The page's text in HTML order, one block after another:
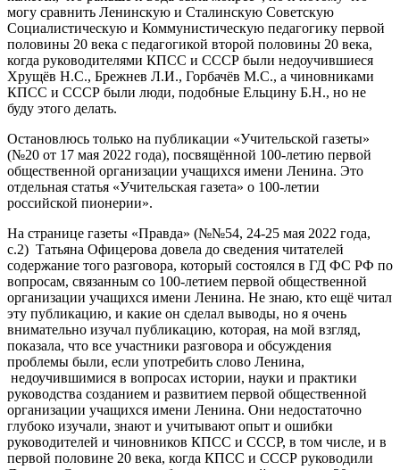
могу сравнить Ленинскую и Сталинскую Советскую
Социалистическую и Коммунистическую педагогику первой
половины 20 века с педагогикой второй половины 20 века,
когда руководителями КПСС и СССР были недоучившиеся
Хрущёв Н.С., Брежнев Л.И., Горбачёв М.С., а чиновниками
КПСС и СССР были люди, подобные Ельцину Б.Н., но не
буду этого делать.
Остановлюсь только на публикации «Учительской газеты»
(№20 от 17 мая 2022 года), посвящённой 100-летию первой
общественной организации учащихся имени Ленина. Это
отдельная статья «Учительская газета» о 100-летии
российской пионерии».
На странице газеты «Правда» (№№54, 24-25 мая 2022 года,
с.2) Татьяна Офицерова довела до сведения читателей
содержание того разговора, который состоялся в ГД ФС РФ по
вопросам, связанным со 100-летием первой общественной
организации учащихся имени Ленина. Не знаю, кто ещё читал
эту публикацию, и какие он сделал выводы, но я очень
внимательно изучал публикацию, которая, на мой взгляд,
показала, что все участники разговора и обсуждения
проблемы были, если употребить слово Ленина,
недоучившимися в вопросах истории, науки и практики
руководства созданием и развитием первой общественной
организации учащихся имени Ленина. Они недостаточно
глубоко изучали, знают и учитывают опыт и ошибки
руководителей и чиновников КПСС и СССР, в том числе, и в
первой половине 20 века, когда КПСС и СССР руководили